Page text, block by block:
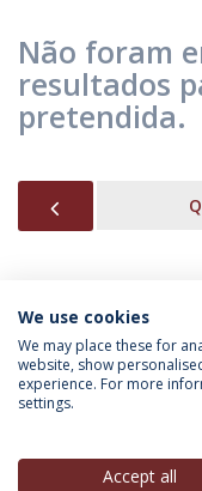
Não foram
resultados
pretendida.
INFORMAÇÃO
We use cookies
We may place these for
website, show
experience. For more
settings.
Accept all